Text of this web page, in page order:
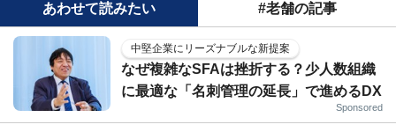
あわせて読みたい #老舗の記事
中堅企業にリーズナブルな新提案
なぜ複雑なSFAは挫折する？少人数組織
に最適な「名刺管理の延長」で進めるDX
Sponsored